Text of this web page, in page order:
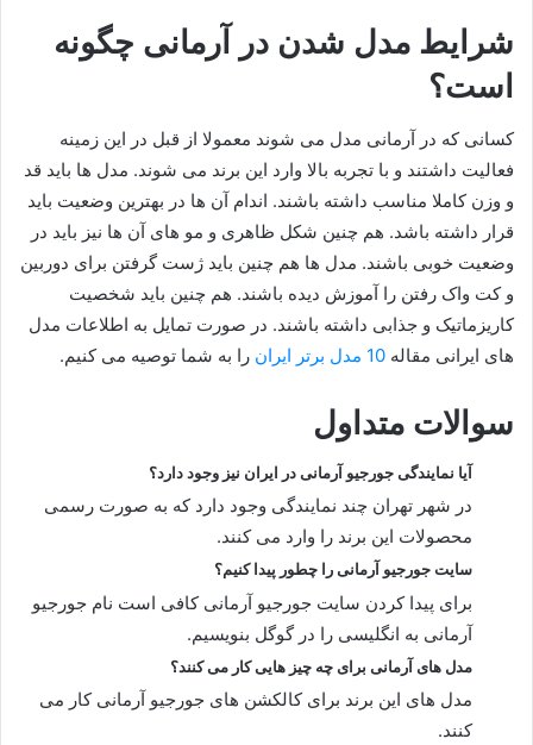
شرایط مدل شدن در آرمانی چگونه
است؟
کسانی که در آرمانی مدل می شوند معمولا از قبل در این زمینه
فعالیت داشتند و با تجربه بالا وارد این برند می شوند. مدل ها باید قد
و وزن کاملا مناسب داشته باشند. اندام آن ها در بهترین وضعیت باید
قرار داشته باشد. هم چنین شکل ظاهری و مو های آن ها نیز باید در
وضعیت خوبی باشند. مدل ها هم چنین باید ژست گرفتن برای دوربین
و کت واک رفتن را آموزش دیده باشند. هم چنین باید شخصیت
کاریزماتیک و جذابی داشته باشند. در صورت تمایل به اطلاعات مدل
های ایرانی مقاله 10 مدل برتر ایران را به شما توصیه می کنیم.
سوالات متداول
آیا نمایندگی جورجیو آرمانی در ایران نیز وجود دارد؟
در شهر تهران چند نمایندگی وجود دارد که به صورت رسمی
محصولات این برند را وارد می کنند.
سایت جورجیو آرمانی را چطور پیدا کنیم؟
برای پیدا کردن سایت جورجیو آرمانی کافی است نام جورجیو
آرمانی به انگلیسی را در گوگل بنویسیم.
مدل های آرمانی برای چه چیز هایی کار می کنند؟
مدل های این برند برای کالکشن های جورجیو آرمانی کار می
کنند.